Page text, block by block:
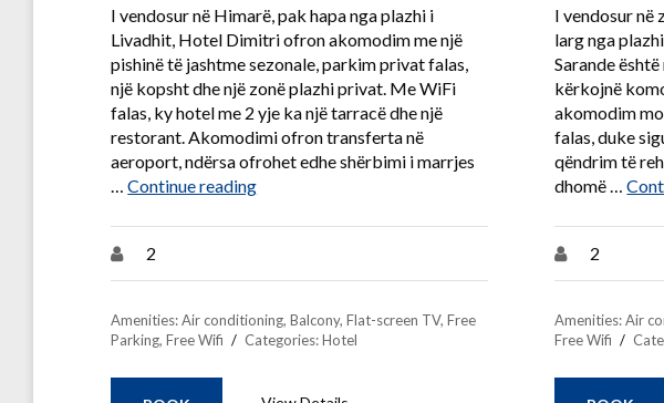
I vendosur në Himarë, pak hapa nga plazhi i
Livadhit, Hotel Dimitri ofron akomodim me një
pishinë të jashtme sezonale, parkim privat falas,
një kopsht dhe një zonë plazhi privat. Me WiFi
falas, ky hotel me 2 yje ka një tarracë dhe një
restorant. Akomodimi ofron transferta në
aeroport, ndërsa ofrohet edhe shërbimi i marrjes
…Continue reading“Hotel Dimitri në Himarë”
2
Amenities: Air conditioning,Balcony,Flat-screen TV,Free
Parking,Free Wifi Categories: Hotel
I vendosur në
larg nga
Sarande
kërkojnë
akomodim
falas, duke
qëndrim të
dhomë …
2
Amenities: Air
Free Wifi